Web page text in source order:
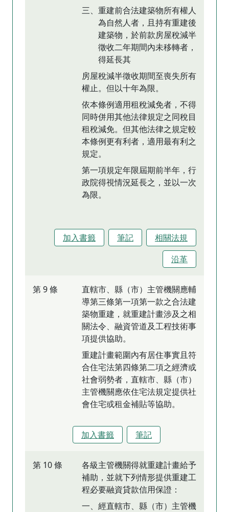
三、重建前合法建築物所有權人
為自然人者，且持有重建後
建築物，於前款房屋稅減半
徵收二年期間內未移轉者，
得延長其
房屋稅減半徵收期間至喪失所有
權止。但以十年為限。
依本條例適用租稅減免者，不得
同時併用其他法律規定之同稅目
租稅減免。但其他法律之規定較
本條例更有利者，適用最有利之
規定。
第一項規定年限屆期前半年，行
政院得視情況延長之，並以一次
為限。
加入書籤 筆記
相關法規
沿革
第 9 條
直轄市、縣（市）主管機關應輔
導第三條第一項第一款之合法建
築物重建，就重建計畫涉及之相
關法令、融資管道及工程技術事
項提供協助。
重建計畫範圍內有居住事實且符
合住宅法第四條第二項之經濟或
社會弱勢者，直轄市、縣（市）
主管機關應依住宅法規定提供社
會住宅或租金補貼等協助。
加入書籤 筆記
第 10 條
各級主管機關得就重建計畫給予
補助，並就下列情形提供重建工
程必要融資貸款信用保證：
一、經直轄市、縣（市）主管機